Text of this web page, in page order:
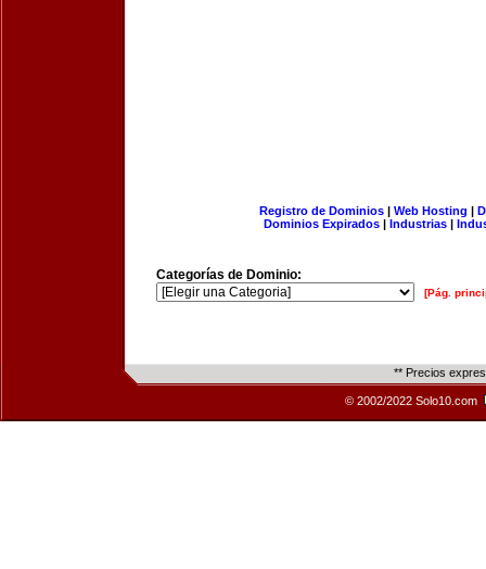
Registro de Dominios| Web Hosting |
Dominios Expirados | Industrias |
Categorías de Dominio:
[Pág.
** Precios
© 2002/2022 Solo10.com